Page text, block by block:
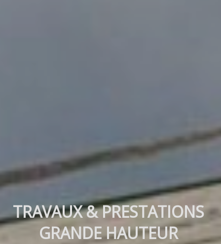
TRAVAUX & PRESTATIONS
GRANDE HAUTEUR